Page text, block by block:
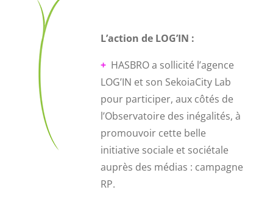
L’action de LOG’IN :
+HASBRO a sollicité l’agence
LOG’IN et son SekoiaCity Lab
pour participer, aux côtés de
l’Observatoire des inégalités, à
promouvoir cette belle
initiative sociale et sociétale
auprès des médias : campagne
RP.